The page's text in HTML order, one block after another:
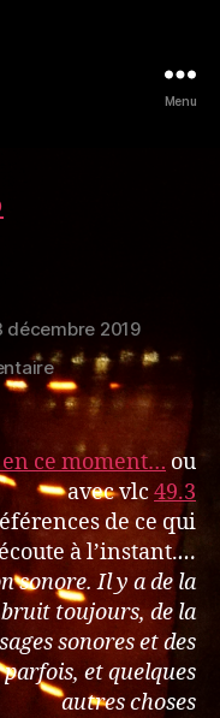
Menu
décembre 2019
sur
49.3
en ce moment… ou
avec vlc 49.3
de ce qui
à l’instant.…
sonore. Il y a de la
toujours, de la
sonores et des
et quelques
autres choses